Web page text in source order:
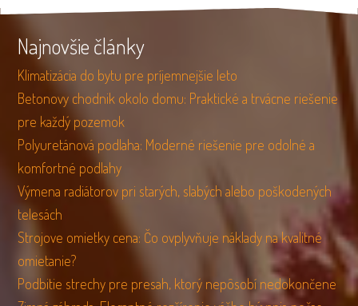
Najnovšie články
Klimatizácia do bytu pre príjemnejšie leto
Betonovy chodnik okolo domu: Praktické a trvácne riešenie
pre každý pozemok
Polyuretánová podlaha: Moderné riešenie pre odolné a
komfortné podlahy
Výmena radiátorov pri starých, slabých alebo poškodených
telesách
Strojove omietky cena: Čo ovplyvňuje náklady na kvalitné
omietanie?
Podbitie strechy pre presah, ktorý nepôsobí nedokončene